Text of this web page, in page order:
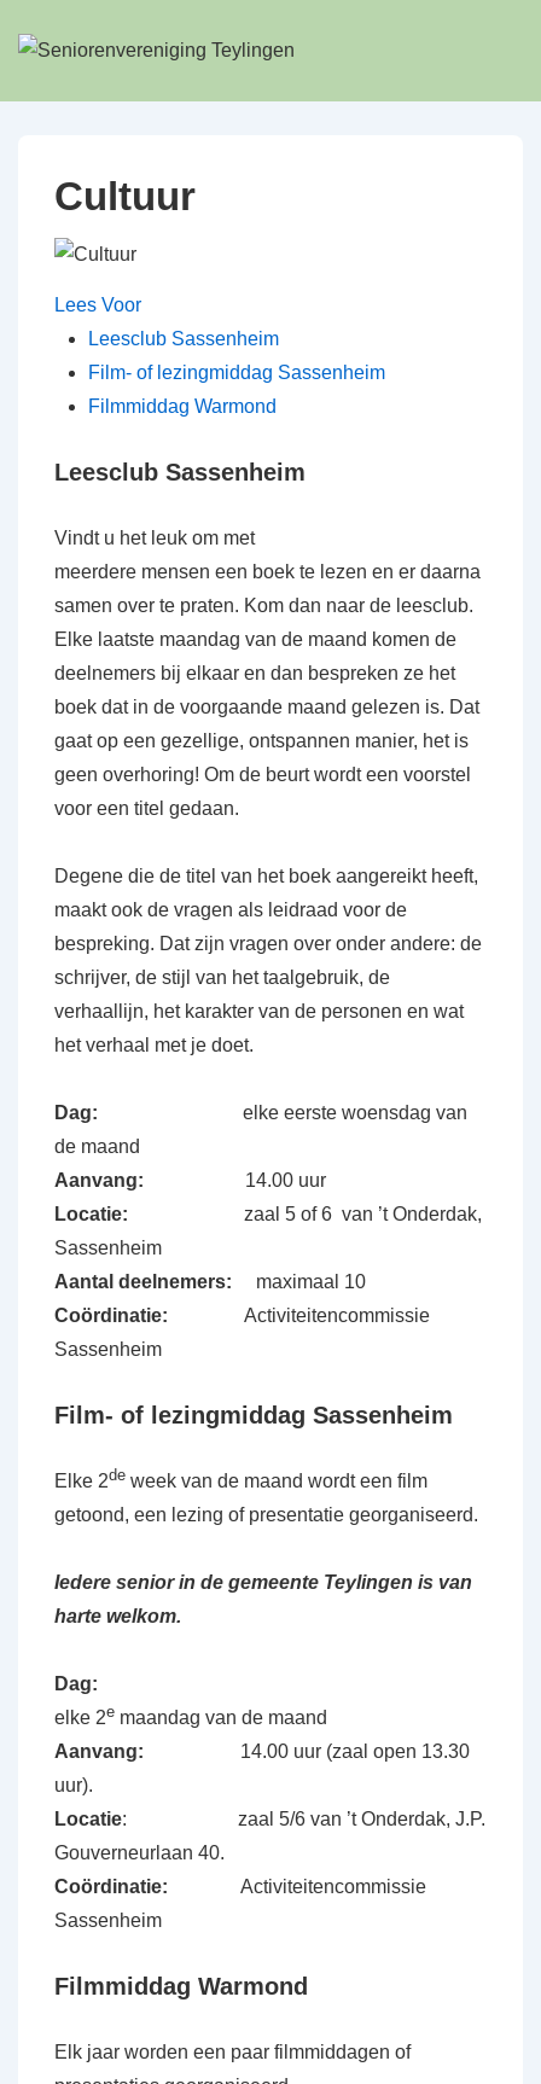
Doorgaan
Cultuur
Lees Voor
Leesclub Sassenheim
Film- of lezingmiddag Sassenheim
Filmmiddag Warmond
Leesclub Sassenheim
Vindt u het leuk om met
meerdere mensen een boek te lezen en er daarna
samen over te praten. Kom dan naar de leesclub.
Elke laatste maandag van de maand komen de
deelnemers bij elkaar en dan bespreken ze het
boek dat in de voorgaande maand gelezen is. Dat
gaat op een gezellige, ontspannen manier, het is
geen overhoring! Om de beurt wordt een voorstel
voor een titel gedaan.
Degene die de titel van het boek aangereikt heeft,
maakt ook de vragen als leidraad voor de
bespreking. Dat zijn vragen over onder andere: de
schrijver, de stijl van het taalgebruik, de
verhaallijn, het karakter van de personen en wat
het verhaal met je doet.
Dag: elke eerste woensdag van
de maand
Aanvang: 14.00 uur
Locatie: zaal 5 of 6 van ’t Onderdak,
Sassenheim
Aantal deelnemers: maximaal 10
Coördinatie: Activiteitencommissie
Sassenheim
Film- of lezingmiddag Sassenheim
Elke 2de week van de maand wordt een film
getoond, een lezing of presentatie georganiseerd.
Iedere senior in de gemeente Teylingen is van
harte welkom.
Dag:
elke 2e maandag van de maand
Aanvang: 14.00 uur (zaal open 13.30
uur).
Locatie: zaal 5/6 van ’t Onderdak, J.P.
Gouverneurlaan 40.
Coördinatie: Activiteitencommissie
Sassenheim
Filmmiddag Warmond
Elk jaar worden een paar filmmiddagen of